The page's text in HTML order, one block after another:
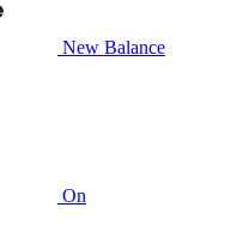
New Balance
On